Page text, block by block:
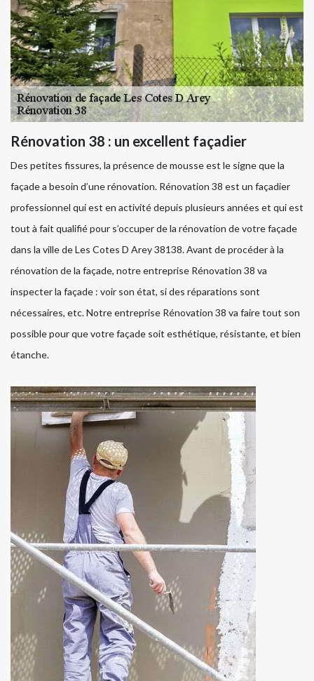
Rénovation 38 : un excellent façadier
Des petites fissures, la présence de mousse est le signe que la
façade a besoin d’une rénovation. Rénovation 38 est un façadier
professionnel qui est en activité depuis plusieurs années et qui est
tout à fait qualifié pour s’occuper de la rénovation de votre façade
dans la ville de Les Cotes D Arey 38138. Avant de procéder à la
rénovation de la façade, notre entreprise Rénovation 38 va
inspecter la façade : voir son état, si des réparations sont
nécessaires, etc. Notre entreprise Rénovation 38 va faire tout son
possible pour que votre façade soit esthétique, résistante, et bien
étanche.